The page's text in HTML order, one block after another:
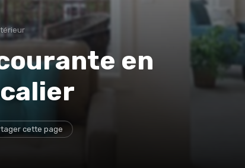
en
cette page